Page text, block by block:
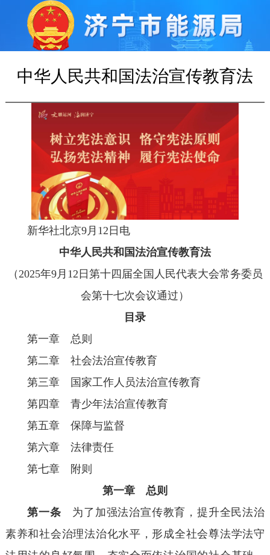
中华人民共和国法治宣传教育法
新华社北京9月12日电
中华人民共和国法治宣传教育法
（2025年9月12日第十四届全国人民代表大会常务委员
会第十七次会议通过）
目录
第一章 总则
第二章 社会法治宣传教育
第三章 国家工作人员法治宣传教育
第四章 青少年法治宣传教育
第五章 保障与监督
第六章 法律责任
第七章 附则
第一章 总则
第一条 为了加强法治宣传教育，提升全民法治
素养和社会治理法治化水平，形成全社会尊法学法守